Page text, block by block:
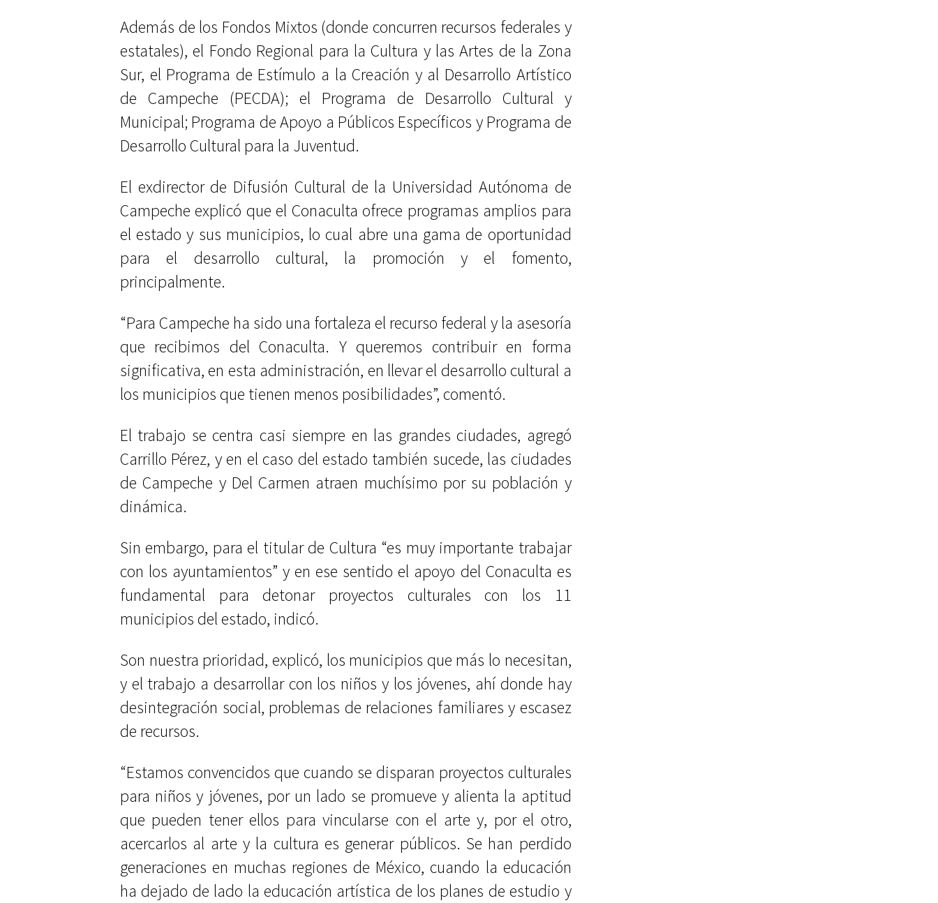
Además de los Fondos Mixtos (donde concurren recursos federales y
estatales), el Fondo Regional para la Cultura y las Artes de la Zona
Sur, el Programa de Estímulo a la Creación y al Desarrollo Artístico
de Campeche (PECDA); el Programa de Desarrollo Cultural y
Municipal; Programa de Apoyo a Públicos Específicos y Programa de
Desarrollo Cultural para la Juventud.
El exdirector de Difusión Cultural de la Universidad Autónoma de
Campeche explicó que el Conaculta ofrece programas amplios para
el estado y sus municipios, lo cual abre una gama de oportunidad
para el desarrollo cultural, la promoción y el fomento,
principalmente.
“Para Campeche ha sido una fortaleza el recurso federal y la asesoría
que recibimos del Conaculta. Y queremos contribuir en forma
significativa, en esta administración, en llevar el desarrollo cultural a
los municipios que tienen menos posibilidades”, comentó.
El trabajo se centra casi siempre en las grandes ciudades, agregó
Carrillo Pérez, y en el caso del estado también sucede, las ciudades
de Campeche y Del Carmen atraen muchísimo por su población y
dinámica.
Sin embargo, para el titular de Cultura “es muy importante trabajar
con los ayuntamientos” y en ese sentido el apoyo del Conaculta es
fundamental para detonar proyectos culturales con los 11
municipios del estado, indicó.
Son nuestra prioridad, explicó, los municipios que más lo necesitan,
y el trabajo a desarrollar con los niños y los jóvenes, ahí donde hay
desintegración social, problemas de relaciones familiares y escasez
de recursos.
“Estamos convencidos que cuando se disparan proyectos culturales
para niños y jóvenes, por un lado se promueve y alienta la aptitud
que pueden tener ellos para vincularse con el arte y, por el otro,
acercarlos al arte y la cultura es generar públicos. Se han perdido
generaciones en muchas regiones de México, cuando la educación
ha dejado de lado la educación artística de los planes de estudio y